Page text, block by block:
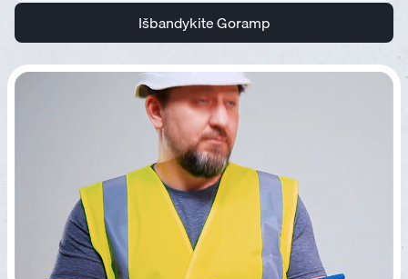
Išbandykite Goramp